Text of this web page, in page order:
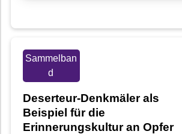
Sammelban
d
Deserteur-Denkmäler als
Beispiel für die
Erinnerungskultur an Opfer